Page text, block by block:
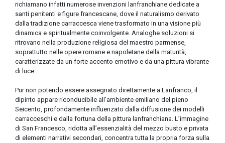
richiamano infatti numerose invenzioni lanfranchiane dedicate a
santi penitenti e figure francescane, dove il naturalismo derivato
dalla tradizione carraccesca viene trasformato in una visione più
dinamica e spiritualmente coinvolgente. Analoghe soluzioni si
ritrovano nella produzione religiosa del maestro parmense,
soprattutto nelle opere romane e napoletane della maturità,
caratterizzate da un forte accento emotivo e da una pittura vibrante
di luce.
Pur non potendo essere assegnato direttamente a Lanfranco, il
dipinto appare riconducibile all’ambiente emiliano del pieno
Seicento, profondamente influenzato dalla diffusione dei modelli
carracceschi e dalla fortuna della pittura lanfranchiana. L’immagine
di San Francesco, ridotta all’essenzialità del mezzo busto e privata
di elementi narrativi secondari, concentra tutta la propria forza sulla